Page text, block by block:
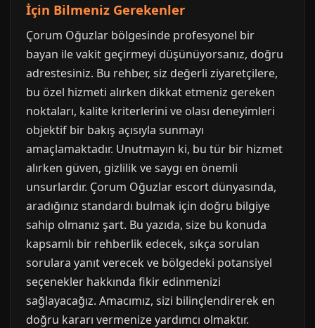
İçin Bilmeniz Gerekenler
Çorum Oğuzlar bölgesinde profesyonel bir
bayan ile vakit geçirmeyi düşünüyorsanız, doğru
adrestesiniz. Bu rehber, siz değerli ziyaretçilere,
bu özel hizmeti alırken dikkat etmeniz gereken
noktaları, kalite kriterlerini ve olası deneyimleri
objektif bir bakış açısıyla sunmayı
amaçlamaktadır. Unutmayın ki, bu tür bir hizmet
alırken güven, gizlilik ve saygı en önemli
unsurlardır. Çorum Oğuzlar escort dünyasında,
aradığınız standardı bulmak için doğru bilgiye
sahip olmanız şart. Bu yazıda, size bu konuda
kapsamlı bir rehberlik edecek, sıkça sorulan
sorulara yanıt verecek ve bölgedeki potansiyel
seçenekler hakkında fikir edinmenizi
sağlayacağız. Amacımız, sizi bilinçlendirerek en
doğru kararı vermenize yardımcı olmaktır.